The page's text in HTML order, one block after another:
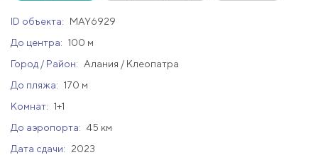
ID объекта:
MAY6929
До центра: 100 м
Город / Район:
Алания / Клеопатра
До пляжа: 170 м
Комнат: 1+1
До аэропорта: 45 км
Дата сдачи:
2023